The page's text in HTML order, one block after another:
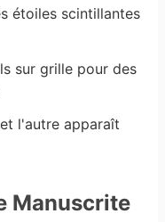
étoiles scintillantes
sur grille pour des
l'autre apparaît
Manuscrite